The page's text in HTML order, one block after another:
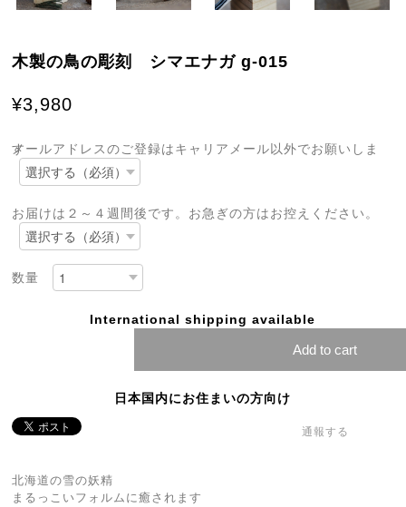
木製の鳥の彫刻 シマエナガ g-015
¥3,980
メールアドレスのご登録はキャリアメール以外でお願いします
お届けは２～４週間後です。お急ぎの方はお控えください。
数量
International shipping available
Add to cart
日本国内にお住まいの方向け
通報する
北海道の雪の妖精
まるっこいフォルムに癒されます